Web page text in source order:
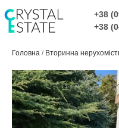
до
контенту
+38
+38
Головна / Вторинна